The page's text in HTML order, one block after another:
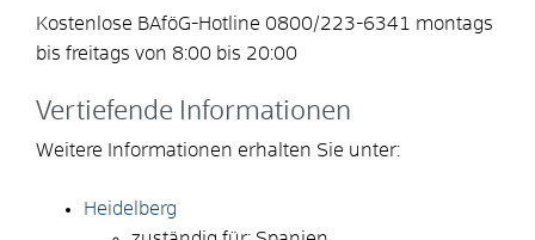
Kostenlose BAföG-Hotline 0800/223-6341 montags
bis freitags von 8:00 bis 20:00
Vertiefende Informationen
Weitere Informationen erhalten Sie unter:
Heidelberg